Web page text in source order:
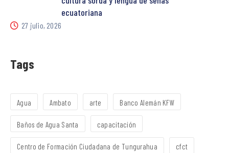
ecuatoriana
27 julio, 2026
Tags
Agua Ambato arte Banco Alemán KFW
Baños de Agua Santa capacitación
Centro de Formación Ciudadana de Tungurahua cfct